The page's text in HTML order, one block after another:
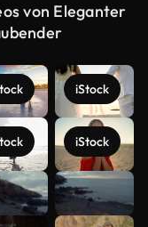
von Eleganter
iStock
iStock
Mehr
anzeigen